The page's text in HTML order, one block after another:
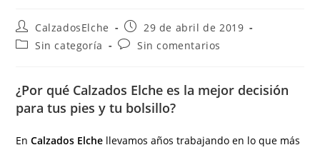
Autor
de
la
CalzadosElche
Publicación
de
29 de abril de 2019
Categoría
entrada:
Sin categoría
Comentarios
entrada:
Sin comentarios
¿Por qué Calzados Elche es la mejor decisión
para tus pies y tu bolsillo?
EnCalzados Elche llevamos años trabajando en lo que más